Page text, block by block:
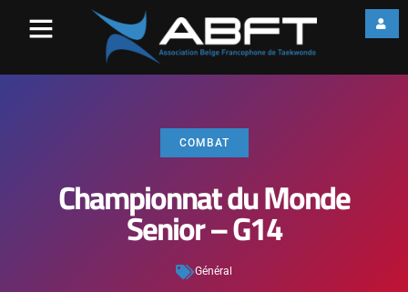
COMBAT
Championnat du Monde
Senior – G14
Général